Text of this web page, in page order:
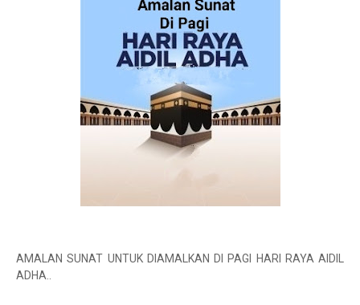
AMALAN SUNAT UNTUK DIAMALKAN DI PAGI HARI RAYA AIDIL
ADHA..